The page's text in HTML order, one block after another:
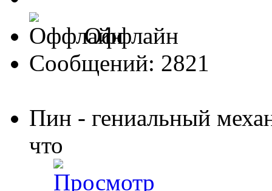
Оффлайн
Сообщений: 2821
Пин - гениальный
что